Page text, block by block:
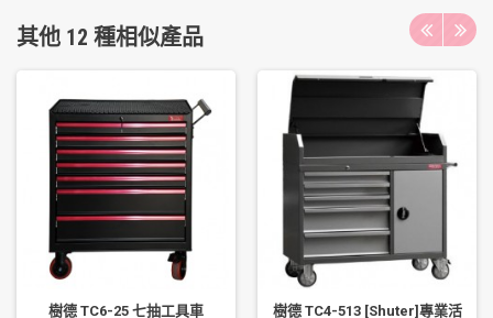
其他 12 種相似產品
樹德 TC6-25 七抽工具車
樹德 TC4-513 [Shuter]專業活